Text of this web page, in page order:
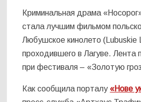
Криминальная драма
стала лучшим фильмом
Любушское кинолето (Lubuskie
проходившего в Лагуве. Лента
при фестиваля – «Золотую
Как сообщила порталу «Нове